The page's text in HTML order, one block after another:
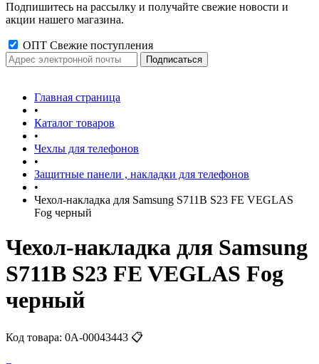
Подпишитесь на рассылку и получайте свежие новости и
акции нашего магазина.
ОПТ Свежие поступления
Главная страница
•
Каталог товаров
•
Чехлы для телефонов
•
Защитные панели , накладки для телефонов
•
Чехол-накладка для Samsung S711B S23 FE VEGLAS
Fog черный
Чехол-накладка для Samsung
S711B S23 FE VEGLAS Fog
черный
Код товара: 0А-00043443 📋